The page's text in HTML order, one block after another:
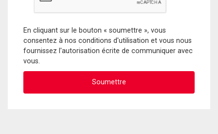
En cliquant sur le bouton « soumettre », vous
consentez à nos conditions d'utilisation et vous nous
fournissez l'autorisation écrite de communiquer avec
vous.